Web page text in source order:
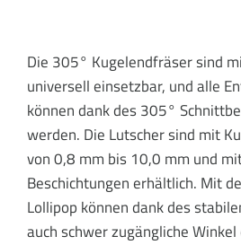
Die 305° Kugelendfräser sind
universell einsetzbar, und alle
können dank des 305°
werden. Die Lutscher sind mit
von 0,8 mm bis 10,0 mm und
Beschichtungen erhältlich. Mit
Lollipop können dank des
auch schwer zugängliche